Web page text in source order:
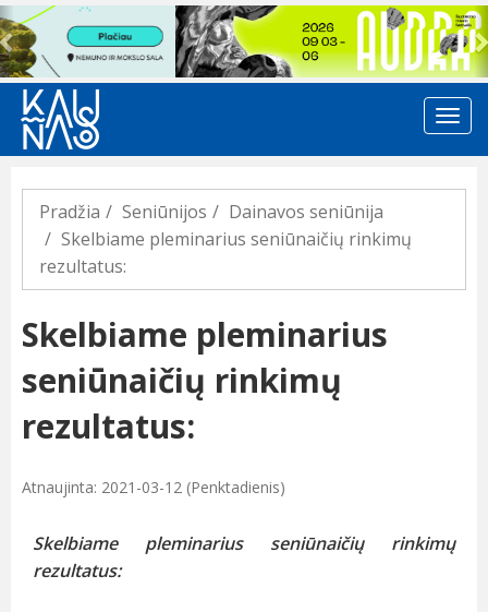
Previous
Pradžia Seniūnijos
Dainavos seniūnija
Skelbiame pleminarius seniūnaičių rinkimų
rezultatus:
Skelbiame pleminarius
seniūnaičių rinkimų
rezultatus:
Atnaujinta: 2021-03-12 (Penktadienis)
Skelbiame pleminarius seniūnaičių rinkimų
rezultatus: